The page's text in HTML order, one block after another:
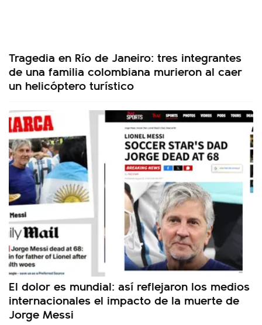
Tragedia en Río de Janeiro: tres integrantes
de una familia colombiana murieron al caer
un helicóptero turístico
El dolor es mundial: así reflejaron los medios
internacionales el impacto de la muerte de
Jorge Messi